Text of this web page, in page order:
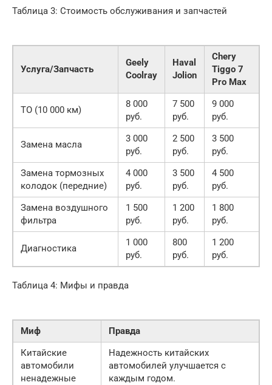
Таблица 3: Стоимость обслуживания и запчастей
Услуга/Запчасть
Geely
Coolray
Haval
Jolion
Chery
Tiggo 7
Pro Max
ТО (10 000 км)
8 000
руб.
7 500
руб.
9 000
руб.
Замена масла
3 000
руб.
2 500
руб.
3 500
руб.
Замена тормозных
колодок (передние)
4 000
руб.
3 500
руб.
4 500
руб.
Замена воздушного
фильтра
1 500
руб.
1 200
руб.
1 800
руб.
Диагностика
1 000
руб.
800
руб.
1 200
руб.
Таблица 4: Мифы и правда
Миф
Правда
Китайские
автомобили
ненадежные
Надежность китайских
автомобилей улучшается с
каждым годом.